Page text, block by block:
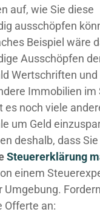
auf, wie Sie diese
ausschöpfen
Beispiel wäre
Ausschöpfen
Wertschriften und
Immobilien im
es noch viele
um Geld
deshalb, dass Sie
Steuererklärung
einem
Umgebung.
Offerte an: